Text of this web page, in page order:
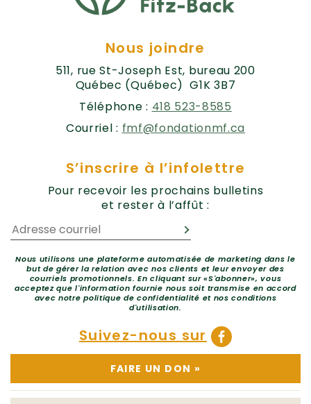
Nous joindre
511, rue St-Joseph Est, bureau 200
Québec (Québec) G1K 3B7
Téléphone : 418 523-8585
Courriel : fmf@fondationmf.ca
S’inscrire à l’infolettre
Pour recevoir les prochains bulletins
et rester à l’affût :
Nous utilisons une plateforme automatisée de marketing dans le
but de gérer la relation avec nos clients et leur envoyer des
courriels promotionnels. En cliquant sur «S'abonner», vous
acceptez que l'information fournie nous soit transmise en accord
avec notre politique de confidentialité et nos conditions
d'utilisation.
Suivez-nous sur
FAIRE UN DON »